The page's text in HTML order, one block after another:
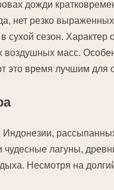
дожди
нет резко
сезон. Характер
воздушных масс.
это время лучшим для
чудесные лагуны,
Несмотря на